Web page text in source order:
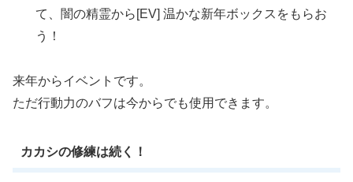
て、闇の精霊から[EV] 温かな新年ボックスをもらお
う！
来年からイベントです。
ただ行動力のバフは今からでも使用できます。
カカシの修練は続く！